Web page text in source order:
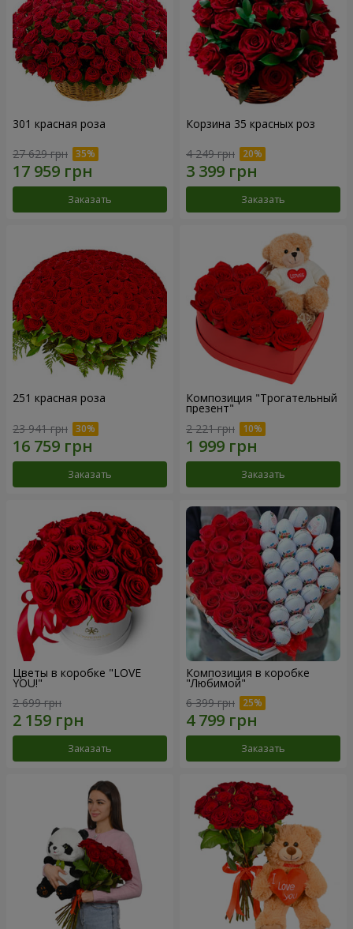
301 красная роза
27 629 грн
Заказать
Корзина 35 красных роз
4 249 грн
Заказать
251 красная роза
23 941 грн
Заказать
Композиция "Трогательный
презент"
2 221 грн
Заказать
Цветы в коробке "LOVE
YOU!"
2 699 грн
Заказать
Композиция в коробке
"Любимой"
6 399 грн
Заказать